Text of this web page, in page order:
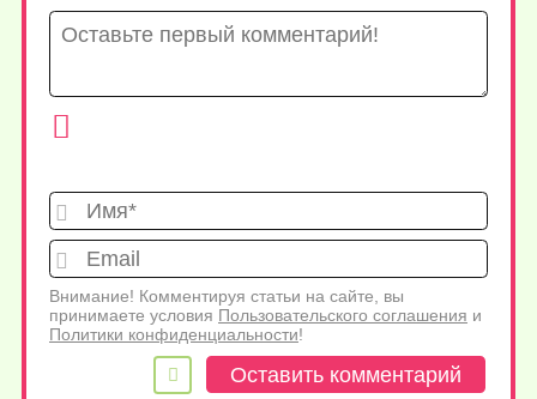
Имя*
Внимание! Комментируя статьи на сайте, вы
принимаете условия Пользовательского соглашения и
Политики конфиденциальности!